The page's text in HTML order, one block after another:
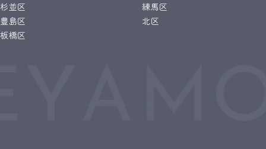
杉並区
練馬区
豊島区
北区
板橋区